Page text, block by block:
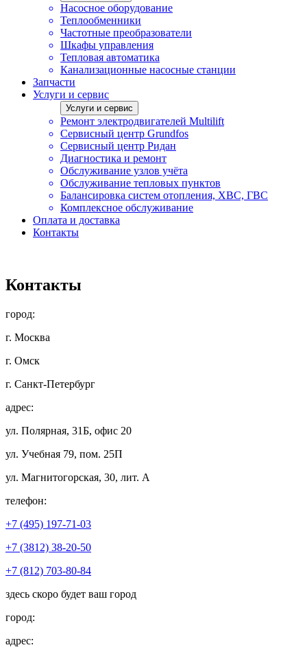
Насосное оборудование
Теплообменники
Частотные преобразователи
Шкафы управления
Тепловая автоматика
Канализационные насосные станции
Запчасти
Услуги и сервис
Услуги и сервис
Ремонт электродвигателей Multilift
Сервисный центр Grundfos
Сервисный центр Ридан
Диагностика и ремонт
Обслуживание узлов учёта
Обслуживание тепловых пунктов
Балансировка систем отопления, ХВС, ГВС
Комплексное обслуживание
Оплата и доставка
Контакты
Контакты
город:
г. Москва
г. Омск
г. Санкт-Петербург
адрес:
ул. Полярная, 31Б, офис 20
ул. Учебная 79, пом. 25П
ул. Магнитогорская, 30, лит. А
телефон:
+7 (495) 197-71-03
+7 (3812) 38-20-50
+7 (812) 703-80-84
здесь скоро будет ваш город
город:
адрес: